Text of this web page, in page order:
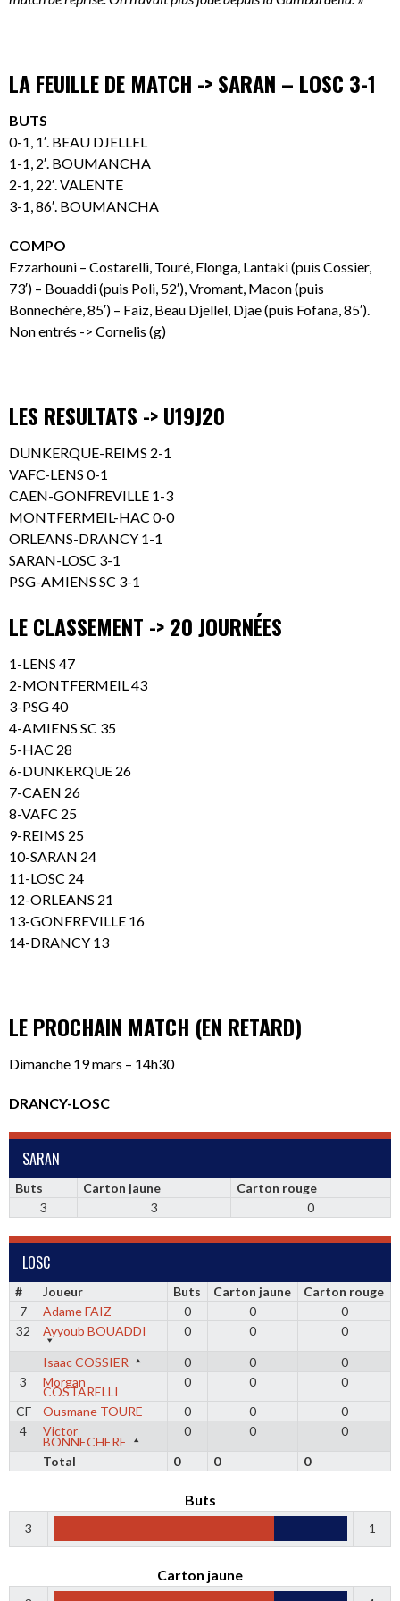
LA FEUILLE DE MATCH -> SARAN – LOSC 3-1
BUTS
0-1, 1′. BEAU DJELLEL
1-1, 2′. BOUMANCHA
2-1, 22′. VALENTE
3-1, 86′. BOUMANCHA
COMPO
Ezzarhouni – Costarelli, Touré, Elonga, Lantaki (puis Cossier,
73′) – Bouaddi (puis Poli, 52′), Vromant, Macon (puis
Bonnechère, 85′) – Faiz, Beau Djellel, Djae (puis Fofana, 85′).
Non entrés -> Cornelis (g)
LES RESULTATS -> U19J20
DUNKERQUE-REIMS 2-1
VAFC-LENS 0-1
CAEN-GONFREVILLE 1-3
MONTFERMEIL-HAC 0-0
ORLEANS-DRANCY 1-1
SARAN-LOSC 3-1
PSG-AMIENS SC 3-1
LE CLASSEMENT -> 20 JOURNÉES
1-LENS 47
2-MONTFERMEIL 43
3-PSG 40
4-AMIENS SC 35
5-HAC 28
6-DUNKERQUE 26
7-CAEN 26
8-VAFC 25
9-REIMS 25
10-SARAN 24
11-LOSC 24
12-ORLEANS 21
13-GONFREVILLE 16
14-DRANCY 13
LE PROCHAIN MATCH (EN RETARD)
Dimanche 19 mars – 14h30
DRANCY-LOSC
SARAN
Buts Carton jaune
Carton rouge
3
3 0
LOSC
# Joueur Buts Carton jaune
Carton rouge
7
Adame FAIZ 0 0
0
32
Ayyoub BOUADDI 0 0 0
Isaac COSSIER 0 0
0
3
Morgan
COSTARELLI
0 0
0
CF
Ousmane TOURE 0 0
0
4
Victor
BONNECHERE
0 0
0
Total
0 0 0
Buts
3 1
Carton jaune